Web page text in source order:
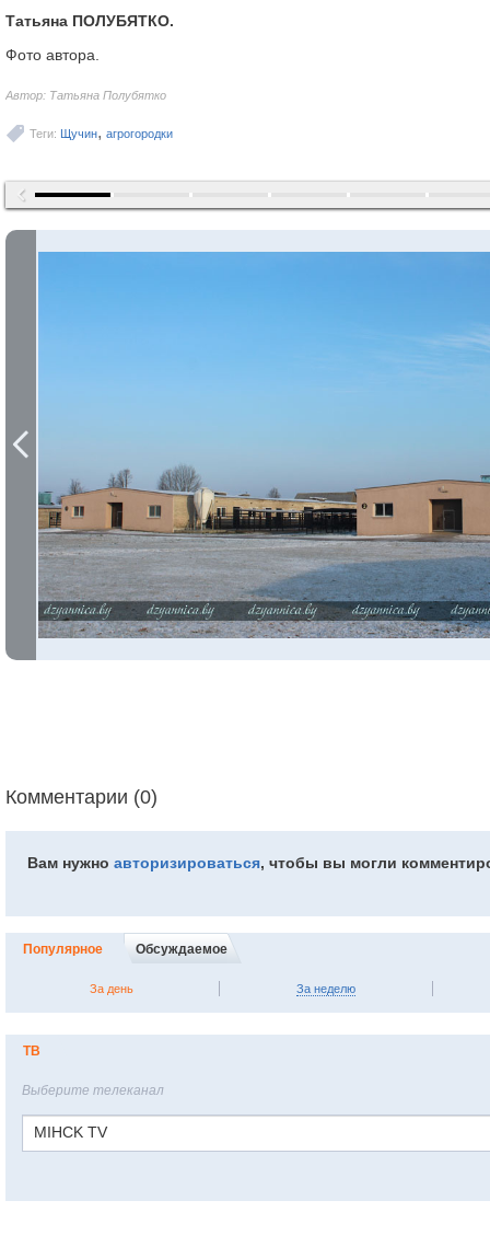
Татьяна ПОЛУБЯТКО.
Фото автора.
Автор: Татьяна Полубятко
Теги: Щучин, агрогородки
Комментарии (0)
Вам нужно авторизироваться, чтобы вы могли
Популярное Обсуждаемое
За день За неделю
ТВ
Выберите телеканал
MIHCK TV